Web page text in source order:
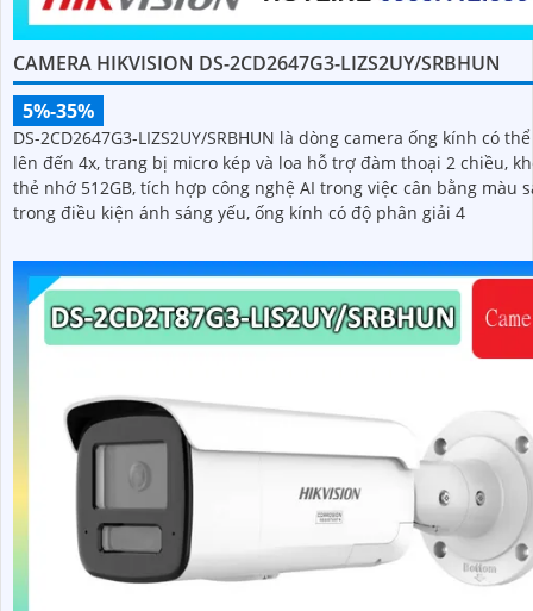
CAMERA HIKVISION DS-2CD2647G3-LIZS2UY/SRBHUN
5%-35%
DS-2CD2647G3-LIZS2UY/SRBHUN là dòng camera ống kính có
lên đến 4x, trang bị micro kép và loa hỗ trợ đàm thoại 2 chiều,
thẻ nhớ 512GB, tích hợp công nghệ AI trong việc cân bằng màu
trong điều kiện ánh sáng yếu, ống kính có độ phân giải 4